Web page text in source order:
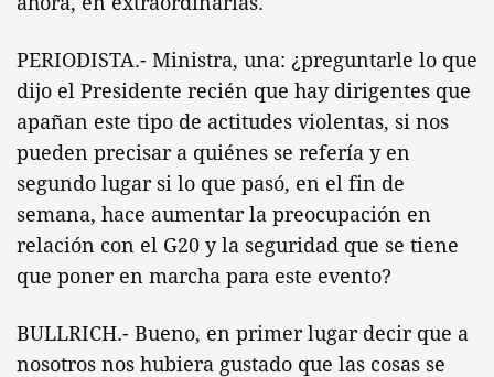
PERIODISTA.- Ministra, una: ¿preguntarle lo que
dijo el Presidente recién que hay dirigentes que
apañan este tipo de actitudes violentas, si nos
pueden precisar a quiénes se refería y en
segundo lugar si lo que pasó, en el fin de
semana, hace aumentar la preocupación en
relación con el G20 y la seguridad que se tiene
que poner en marcha para este evento?
BULLRICH.- Bueno, en primer lugar decir que a
nosotros nos hubiera gustado que las cosas se